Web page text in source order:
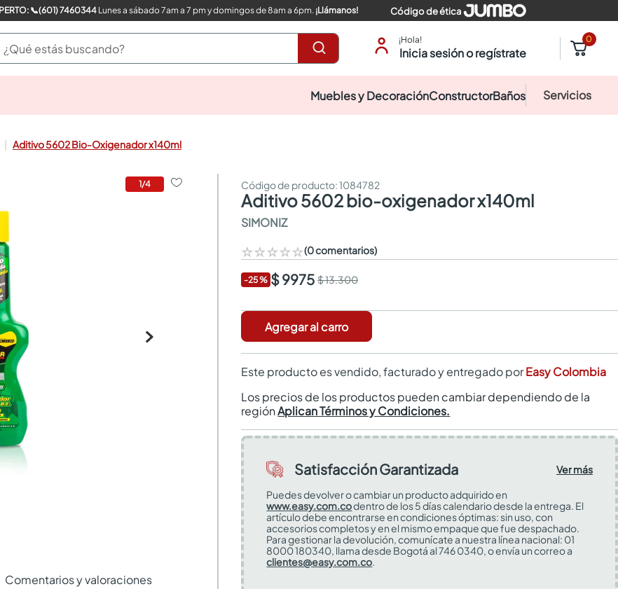
COMPRA CON UN EXPERTO: 📞(601) 7460344Lunes a sábado 7am a 7 pm y domingos de 8am a 6pm. ¡Llámanos! Código de ética
estás buscando? ¡Hola!
Inicia sesión o regístrate
0
Muebles y DecoraciónConstructorBaños Servicios
Aditivo 5602 Bio-Oxigenador x140ml
1/4
Comentarios y valoraciones
:1084782
aditivo 5602 bio-oxigenador x140ml
SIMONIZ
☆☆☆☆☆(0 comentarios)
-25% $ 9975 $ 13.300
Agregar al carro
Este producto es vendido, facturado y entregado porEasy Colombia
Los precios de los productos pueden cambiar dependiendo de la
regiónAplican Términos y Condiciones.
Satisfacción Garantizada
Ver más
Puedes devolver o cambiar un producto adquirido en
www.easy.com.codentro de los 5 días calendario desde la entrega. El
artículo debe encontrarse en condiciones óptimas: sin uso, con
accesorios completos y en el mismo empaque que fue despachado.
Para gestionar la devolución, comunícate a nuestra línea nacional: 01
8000 180340, llama desde Bogotá al 746 0340, o envía un correo a
clientes@easy.com.co.
closet
sanitarios